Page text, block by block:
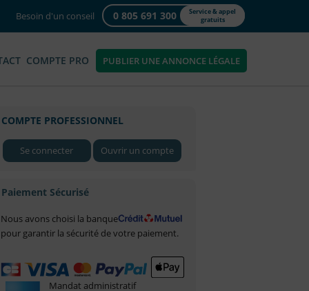
Besoin d'un conseil 0 805 691 300
Service & appel
gratuits
COMPTE PRO PUBLIER UNE ANNONCE LÉGALE
COMPTE PROFESSIONNEL
Se connecter Ouvrir un compte
Paiement Sécurisé
Nous avons choisi la banque
pour garantir la sécurité de votre paiement.
Mandat administratif